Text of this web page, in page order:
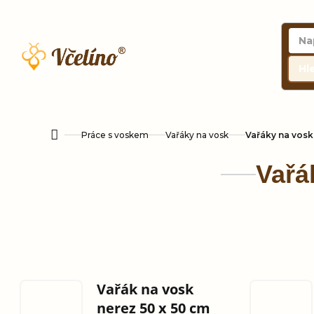
obsah
DomůPráce s voskem Vařáky na vosk Vařáky na
Vařák na vosk
nerez 50 x 50 cm